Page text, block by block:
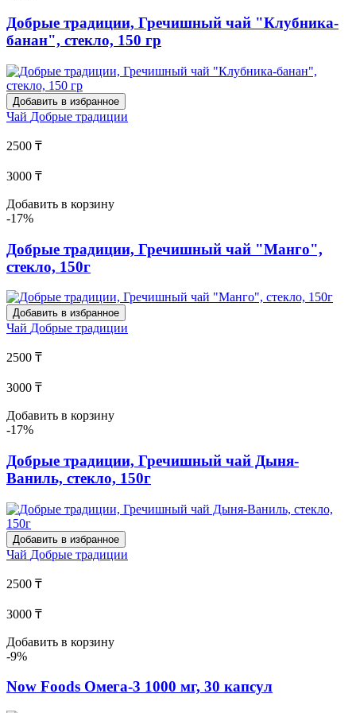
Добрые традиции, Гречишный чай "Клубника-
банан", стекло, 150 гр
Добавить в избранное
Чай Добрые традиции
2500 ₸
3000 ₸
Добавить в корзину
-17%
Добрые традиции, Гречишный чай "Манго",
стекло, 150г
Добавить в избранное
Чай Добрые традиции
2500 ₸
3000 ₸
Добавить в корзину
-17%
Добрые традиции, Гречишный чай Дыня-
Ваниль, стекло, 150г
Добавить в избранное
Чай Добрые традиции
2500 ₸
3000 ₸
Добавить в корзину
-9%
Now Foods Омега-3 1000 мг, 30 капсул